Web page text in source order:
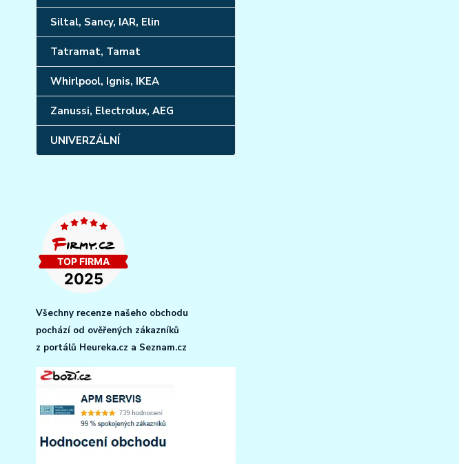
Siltal, Sancy, IAR, Elin
Tatramat, Tamat
Whirlpool, Ignis, IKEA
Zanussi, Electrolux, AEG
UNIVERZÁLNÍ
Všechny recenze našeho obchodu
pochází od ověřených zákazníků
z portálů Heureka.cz a Seznam.cz